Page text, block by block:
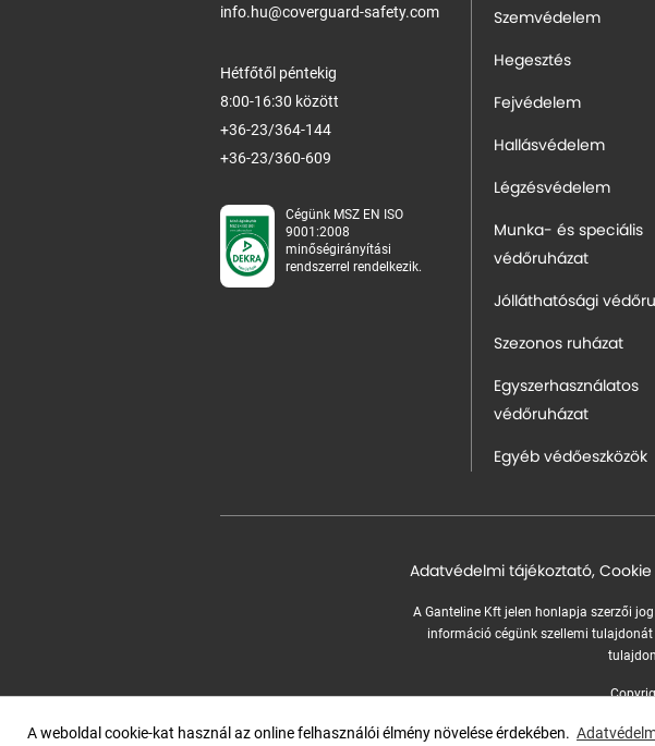
A weboldal cookie-kat használ az online felhasználói élmény növelése érdekében.
info.hu@coverguard-safety.com
Hétfőtől péntekig
8:00-16:30 között
+36-23/364-144
+36-23/360-609
Cégünk MSZ EN ISO
9001:2008
minőségirányítási
rendszerrel rendelkezik.
Szemvédelem
Hegesztés
Fejvédelem
Hallásvédelem
Légzésvédelem
Munka- és speciális
védőruházat
Jólláthatósági
Szezonos ruházat
Egyszerhasználatos
védőruházat
Egyéb védőeszközök
Adatvédelmi tájékoztató, Cookie
A Ganteline Kft jelen honlapja szerzői
információ cégünk szellemi tulajdonát